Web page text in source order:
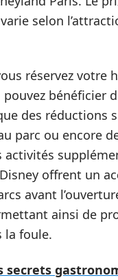
selon
réservez votre
pouvez bénéficier
des réductions
parc ou encore
activités
offrent un
avant
ainsi de
la foule.
secrets